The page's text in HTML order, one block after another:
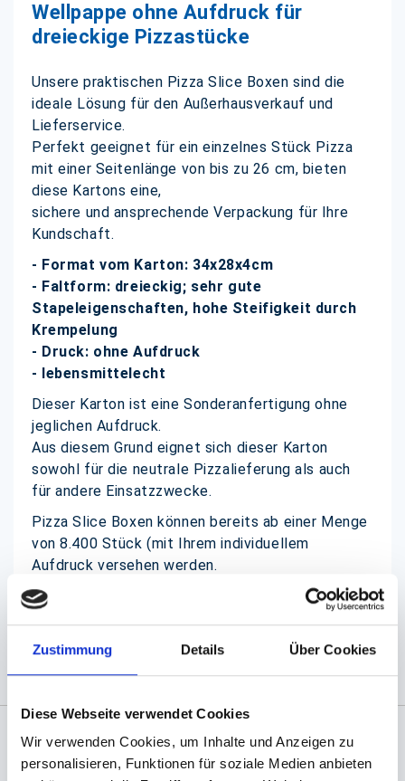
Zustimmung Details Über Cookies
Diese Webseite verwendet Cookies
Wir verwenden Cookies, um Inhalte und Anzeigen zu
personalisieren, Funktionen für soziale Medien anbieten
Wellpappe ohne Aufdruck für
dreieckige Pizzastücke
Unsere praktischen Pizza Slice Boxen sind die
ideale Lösung für den Außerhausverkauf und
Lieferservice.
Perfekt geeignet für ein einzelnes Stück Pizza
mit einer Seitenlänge von bis zu 26 cm, bieten
diese Kartons eine,
sichere und ansprechende Verpackung für Ihre
Kundschaft.
- Format vom Karton: 34x28x4cm
- Faltform: dreieckig; sehr gute
Stapeleigenschaften, hohe Steifigkeit durch
Krempelung
- Druck: ohne Aufdruck
- lebensmittelecht
Dieser Karton ist eine Sonderanfertigung ohne
jeglichen Aufdruck.
Aus diesem Grund eignet sich dieser Karton
sowohl für die neutrale Pizzalieferung als auch
für andere Einsatzzwecke.
Pizza Slice Boxen können bereits ab einer Menge
von 8.400 Stück (mit Ihrem individuellem
Aufdruck versehen werden.
(Abb. evtl. ähnlich, ggf. ohne Dekoration)
Angaben zur Informationspflichten der GPSR